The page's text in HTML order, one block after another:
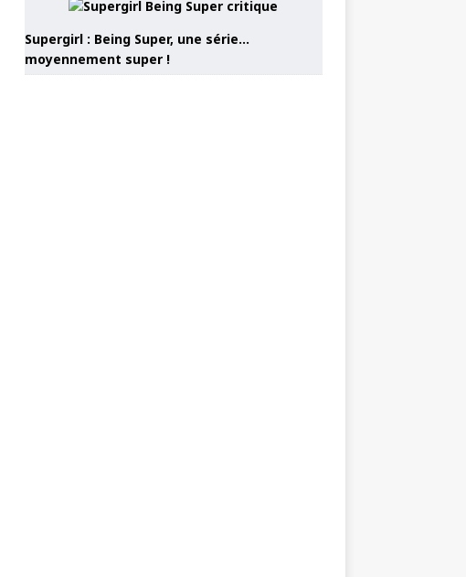
Supergirl : Being Super, une série…
moyennement super !